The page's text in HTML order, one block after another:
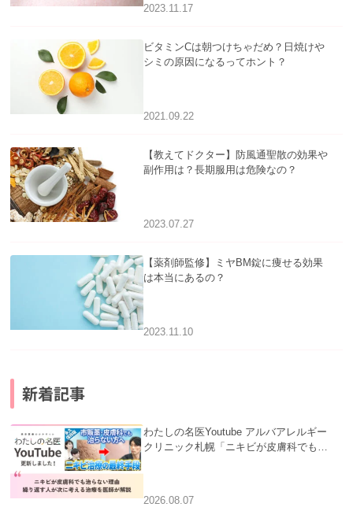
2023.11.17
ビタミンCは朝つけちゃだめ？日焼けや
シミの原因になるってホント？
2021.09.22
【教えてドクター】防風通聖散の効果や
副作用は？長期服用は危険なの？
2023.07.27
【薬剤師監修】ミヤBM錠に痩せる効果
は本当にあるの？
2023.11.10
新着記事
わたしの名医Youtube アルバアレルギー
クリニック札幌「ニキビが皮膚科でも治
療を医師が解説」を公開いたしました。
2026.08.07